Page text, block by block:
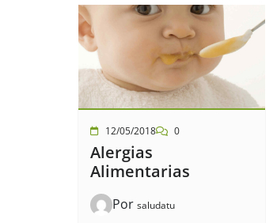
12/05/2018 0
Alergias
Alimentarias
Por saludatu